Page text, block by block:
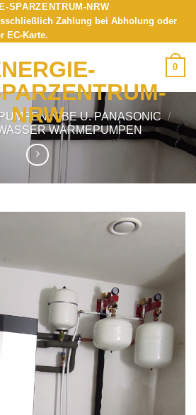
SPARZENTRUM-NRW
Zahlung bei Abholung oder
EC-Karte.
0
NIBE U. PANASONIC /
WÄRMEPUMPEN